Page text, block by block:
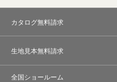
カタログ無料請求
生地見本無料請求
全国ショールーム